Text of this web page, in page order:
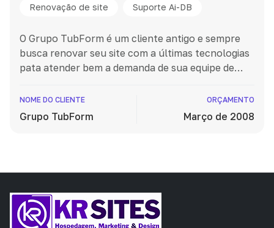
Renovação de site Suporte Ai-DB
O Grupo TubForm é um cliente antigo e sempre
busca renovar seu site com a últimas tecnologias
pata atender bem a demanda de sua equipe de
muito robusta.
NOME DO CLIENTE
Grupo TubForm
ORÇAMENTO
Março de 2008